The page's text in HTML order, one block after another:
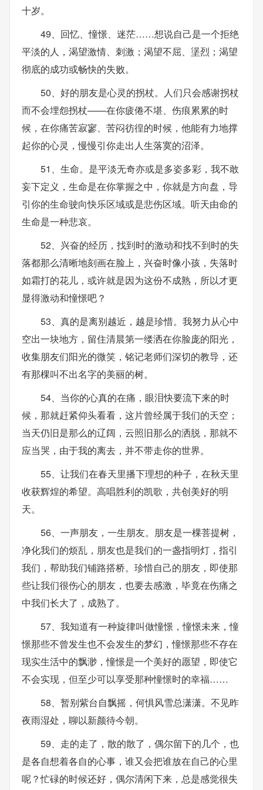
十岁。
49、回忆、憧憬、迷茫……想说自己是一个拒绝
平淡的人，渴望激情、刺激；渴望不屈、塣烈；渴望
彻底的成功或畅快的失败。
50、好的朋友是心灵的拐杖。人们只会感谢拐杖
而不会埋怨拐杖——在你疲倦不堪、伤痕累累的时
候，在你痛苦寂寥、苦闷彷徨的时候，他能有力地撑
起你的心灵，慢慢引你走出人生落寞的沼泽。
51、生命。是平淡无奇亦或是多姿多彩，我不敢
妄下定义，生命是在你掌握之中，你就是方向盘，导
引你的生命驶向快乐区域或是悲伤区域。听天由命的
生命是一种悲哀。
52、兴奋的经历，找到时的激动和找不到时的失
落都那么清晰地刻画在脸上，兴奋时像小孩，失落时
如霜打的花儿，或许就是因为这份不成熟，所以才更
显得激动和憧憬吧？
53、真的是离别越近，越是珍惜。我努力从心中
空出一块地方，留住清晨第一缕洒在你脸庞的阳光，
收集朋友们阳光的微笑，铭记老师们深切的教导，还
有那棵叫不出名字的美丽的树。
54、当你的心真的在痛，眼泪快要流下来的时
候，那就赶紧仰头看看，这片曾经属于我们的天空；
当天仍旧是那么的辽阔，云照旧那么的洒脱，那就不
应当哭，由于我的离去，并不带走你的世界。
55、让我们在春天里播下理想的种子，在秋天里
收获辉煌的希望。高唱胜利的凯歌，共创美好的明
天。
56、一声朋友，一生朋友。朋友是一棵菩提树，
净化我们的烦乱，朋友也是我们的一盏指明灯，指引
我们，帮助我们铺路搭桥。珍惜自己的朋友，即使那
些让我们很伤心的朋友，也要去感激，毕竟在伤痛之
中我们长大了，成熟了。
57、我知道有一种旋律叫做憧憬，憧憬未来，憧
憬那些不曾发生也不会发生的梦幻，憧憬那些不存在
现实生活中的飘渺，憧憬是一个美好的愿望，即使它
不会实现，但至少可以享受那种憧憬时的幸福……
58、暂别紫台自飘摇，何惧风雪总潇潇。不见昨
夜雨湿处，聊以新颜待今朝。
59、走的走了，散的散了，偶尔留下的几个，也
是各自想着各自的心事，谁又会把谁放在自己的心里
呢？忙碌的时候还好，偶尔清闲下来，总是感觉很失